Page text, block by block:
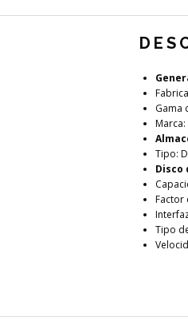
Gama
Marca:
Tipo:
Disco
Factor
Tipo